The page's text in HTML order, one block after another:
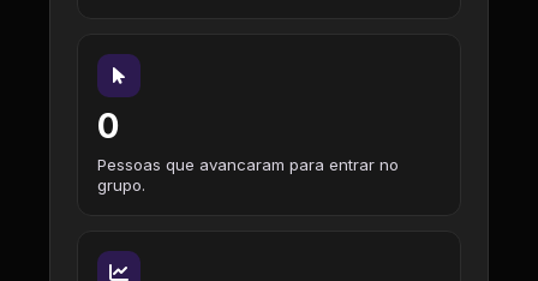
0
Pessoas que avancaram para entrar no
grupo.